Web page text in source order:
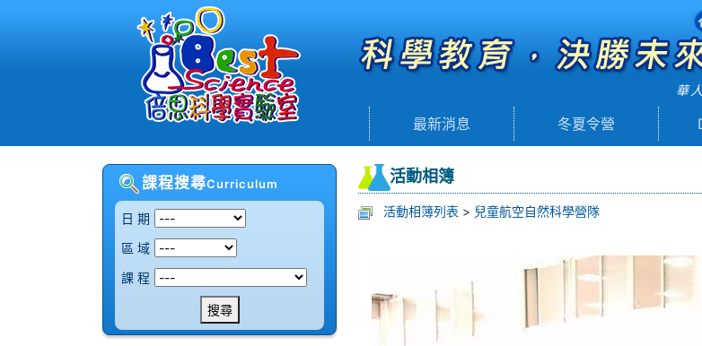
華
最新消息 冬夏令營
活動相簿
活動相簿列表 > 兒童航空自然科學營隊
課程搜尋Curriculum
日 期
區 域
課 程
搜尋